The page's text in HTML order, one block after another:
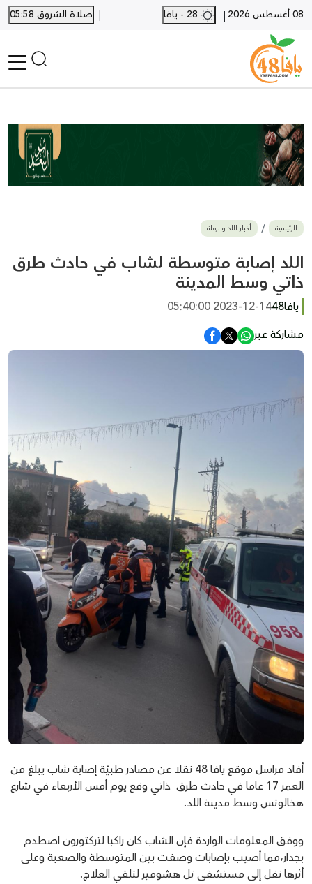
08 أغسطس 2026 |
| صلاة الشروق 05:58
أخبار محلية
أخبار يافا
SHORTS
أخبار اللد والرملة
بيع وشراء
أخبار القدس
وفيات
المزيد
الرئيسية أخبار اللد والرملة
اللد إصابة متوسطة لشاب في حادث طرق
ذاتي وسط المدينة
يافا48
2023-12-14 05:40:00
مشاركة عبر
أفاد مراسل موقع يافا 48 نقلا عن مصادر طبيّة إصابة شاب يبلغ من
العمر 17 عاما في حادث طرق ذاتي وقع يوم أمس الأربعاء في شارع
هخالوتس وسط مدينة اللد.
ووفق المعلومات الواردة فإن الشاب كان راكبا لتركتورون اصطدم
بجدار،مما أصيب بإصابات وصفت بين المتوسطة والصعبة وعلى
أثرها نقل إلى مستشفى تل هشومير لتلقي العلاج.